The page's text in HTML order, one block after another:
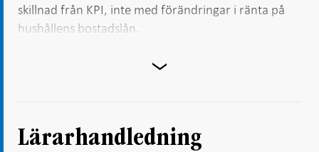
skillnad från KPI, inte med förändringar i ränta på
hushållens bostadslån.
Lärarhandledning